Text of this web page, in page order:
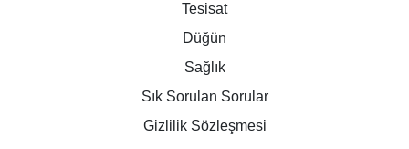
Tesisat
Düğün
Sağlık
Sık Sorulan Sorular
Gizlilik Sözleşmesi